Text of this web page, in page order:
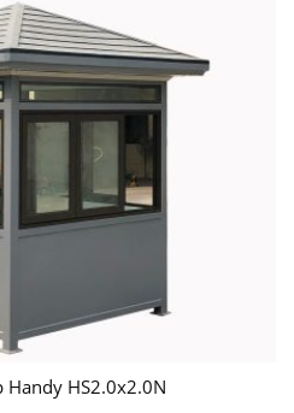
HS2.0x2.0N